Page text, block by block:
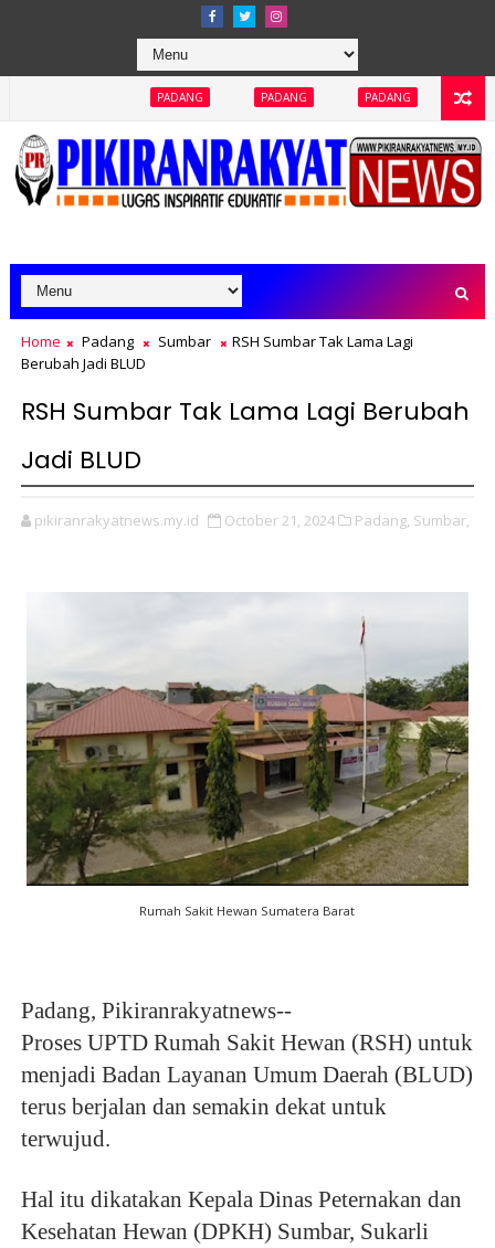
PADANG PADANG PADANG
Home Padang Sumbar
RSH Sumbar Tak Lama Lagi
Berubah Jadi BLUD
RSH Sumbar Tak Lama Lagi Berubah
Jadi BLUD
pikiranrakyatnews.my.id October 21, 2024 Padang, Sumbar,
Rumah Sakit Hewan Sumatera Barat
Padang, Pikiranrakyatnews--
Proses UPTD Rumah Sakit Hewan (RSH) untuk
menjadi Badan Layanan Umum Daerah (BLUD)
terus berjalan dan semakin dekat untuk
terwujud.
Hal itu dikatakan Kepala Dinas Peternakan dan
Kesehatan Hewan (DPKH) Sumbar, Sukarli